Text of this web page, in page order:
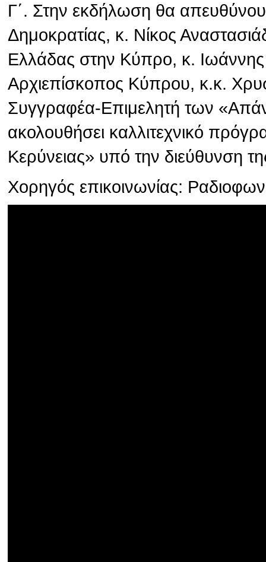
Γ΄. Στην εκδήλωση θα
Δημοκρατίας, κ. Νίκος
Ελλάδας στην Κύπρο, κ.
Αρχιεπίσκοπος Κύπρου, κ.κ.
Συγγραφέα-Επιμελητή των
ακολουθήσει καλλιτεχνικό
Κερύνειας» υπό την διεύθυνση
Χορηγός επικοινωνίας: